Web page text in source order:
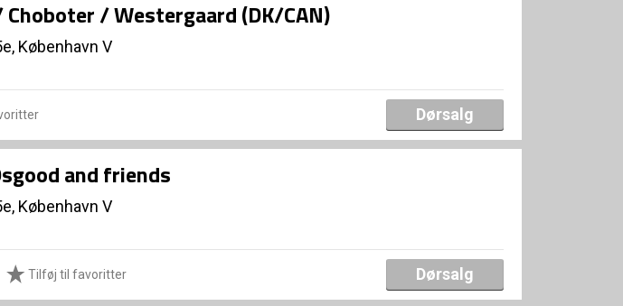
/ Westergaard (DK/CAN)
København V
Dørsalg
and friends
København V
Tilføj til favoritter Dørsalg